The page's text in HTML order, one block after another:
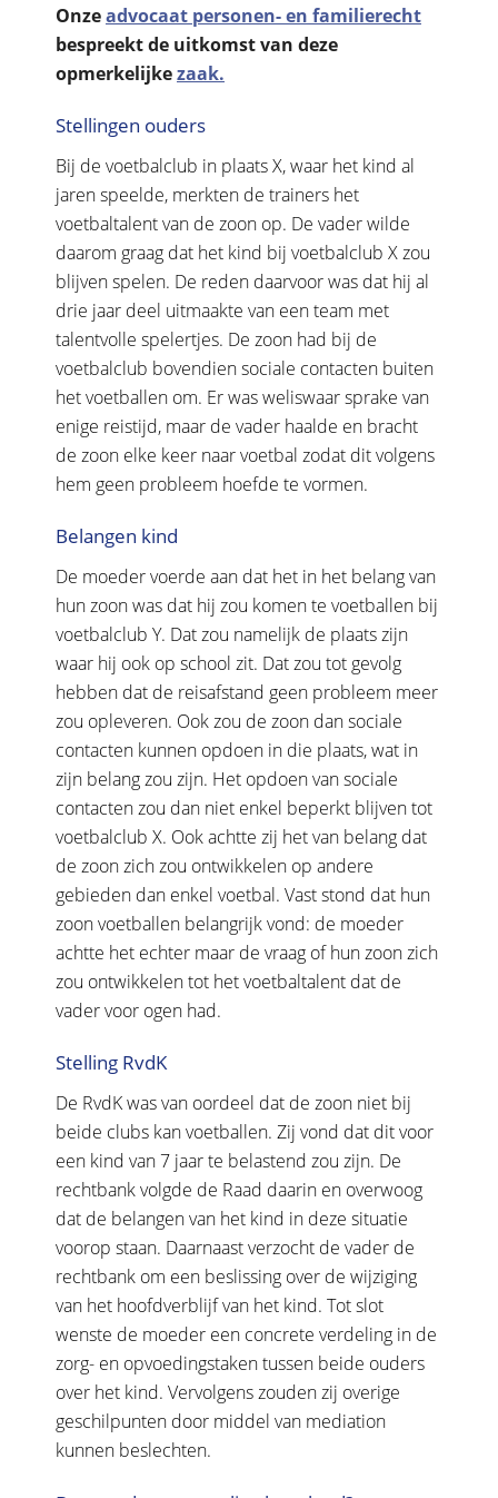
Onzeadvocaat personen- en familierecht
bespreekt de uitkomst van deze
opmerkelijkezaak.
Stellingen ouders
Bij de voetbalclub in plaats X, waar het kind al
jaren speelde, merkten de trainers het
voetbaltalent van de zoon op. De vader wilde
daarom graag dat het kind bij voetbalclub X zou
blijven spelen. De reden daarvoor was dat hij al
drie jaar deel uitmaakte van een team met
talentvolle spelertjes. De zoon had bij de
voetbalclub bovendien sociale contacten buiten
het voetballen om. Er was weliswaar sprake van
enige reistijd, maar de vader haalde en bracht
de zoon elke keer naar voetbal zodat dit volgens
hem geen probleem hoefde te vormen.
Belangen kind
De moeder voerde aan dat het in het belang van
hun zoon was dat hij zou komen te voetballen bij
voetbalclub Y. Dat zou namelijk de plaats zijn
waar hij ook op school zit. Dat zou tot gevolg
hebben dat de reisafstand geen probleem meer
zou opleveren. Ook zou de zoon dan sociale
contacten kunnen opdoen in die plaats, wat in
zijn belang zou zijn. Het opdoen van sociale
contacten zou dan niet enkel beperkt blijven tot
voetbalclub X. Ook achtte zij het van belang dat
de zoon zich zou ontwikkelen op andere
gebieden dan enkel voetbal. Vast stond dat hun
zoon voetballen belangrijk vond: de moeder
achtte het echter maar de vraag of hun zoon zich
zou ontwikkelen tot het voetbaltalent dat de
vader voor ogen had.
Stelling RvdK
De RvdK was van oordeel dat de zoon niet bij
beide clubs kan voetballen. Zij vond dat dit voor
een kind van 7 jaar te belastend zou zijn. De
rechtbank volgde de Raad daarin en overwoog
dat de belangen van het kind in deze situatie
voorop staan. Daarnaast verzocht de vader de
rechtbank om een beslissing over de wijziging
van het hoofdverblijf van het kind. Tot slot
wenste de moeder een concrete verdeling in de
zorg- en opvoedingstaken tussen beide ouders
over het kind. Vervolgens zouden zij overige
geschilpunten door middel van mediation
kunnen beslechten.